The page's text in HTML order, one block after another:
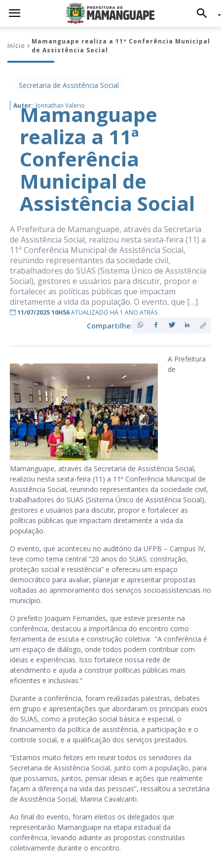
Início
Mamanguape realiza a 11ª Conferência Municipal
de Assistência Social
Secretaria de Assistência Social
Autor: Jonnathan Valerio
Mamanguape
realiza a 11ª
Conferência
Municipal de
Assistência Social
A Prefeitura de Mamanguape, através da Secretaria
de Assistência Social, realizou nesta sexta-feira (11) a
11ª Conferência Municipal de Assistência Social,
reunindo representantes da sociedade civil,
trabalhadores do SUAS (Sistema Único de Assistência
Social), gestores e usuários para discutir, propor e
fortalecer as políticas públicas que impactam
diretamente a vida da população. O evento, que […]
11/07/2025 10H56ATUALIZADO HÁ 1 ANO ATRÁS
Compartilhe:
A Prefeitura
de
Mamanguape, através da Secretaria de Assistência Social,
realizou nesta sexta-feira (11) a 11ª Conferência Municipal de
Assistência Social, reunindo representantes da sociedade civil,
trabalhadores do SUAS (Sistema Único de Assistência Social),
gestores e usuários para discutir, propor e fortalecer as
políticas públicas que impactam diretamente a vida da
população.
O evento, que aconteceu no auditório da UFPB – Campus IV,
teve como tema central “20 anos do SUAS: construção,
proteção social e resistência” e ofereceu um espaço
democrático para avaliar, planejar e apresentar propostas
voltadas ao aprimoramento dos serviços socioassistenciais no
município.
O prefeito Joaquim Fernandes, que esteve presente na
conferência, destacou a importância do encontro como
ferramenta de escuta e construção coletiva: “A conferência é
um espaço de diálogo, onde todos podem contribuir com
ideias e experiências. Isso fortalece nossa rede de
atendimento e ajuda a construir políticas públicas mais
eficientes e inclusivas.”
Durante a conferência, foram realizadas palestras, debates
em grupo e apresentações que abordaram os principais eixos
do SUAS, como a proteção social básica e especial, o
financiamento da política de assistência, a participação e o
controle social, e a qualificação dos serviços prestados.
“Estamos muito felizes em reunir todos os servidores da
Secretaria de Assistência Social, junto com a população, para
que possamos, juntos, pensar ideias e ações que realmente
façam a diferença na vida das pessoas”, ressaltou a secretária
de Assistência Social, Marina Cavalcanti.
Ao final do evento, foram eleitos os delegados que
representarão Mamanguape na etapa estadual da
conferência, levando adiante as propostas construídas
coletivamente durante o encontro.